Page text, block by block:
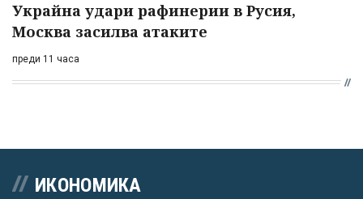
Украйна удари рафинерии в Русия,
Москва засилва атаките
преди 11 часа
ИКОНОМИКА